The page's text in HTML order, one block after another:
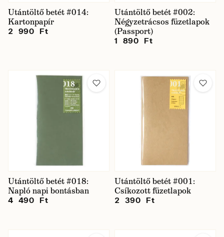
Utántöltő betét #014:
Kartonpapír
2 990 Ft
Utántöltő betét #002:
Négyzetrácsos füzetlapok
(Passport)
1 890 Ft
Utántöltő betét #018:
Napló napi bontásban
4 490 Ft
Utántöltő betét #001:
Csíkozott füzetlapok
2 390 Ft